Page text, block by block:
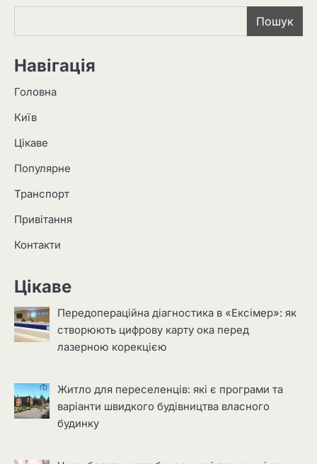
Пошук
Навігація
Головна
Київ
Цікаве
Популярне
Транспорт
Привітання
Контакти
Цікаве
Передопераційна діагностика в «Ексімер»: як
створюють цифрову карту ока перед
лазерною корекцією
Житло для переселенців: які є програми та
варіанти швидкого будівництва власного
будинку